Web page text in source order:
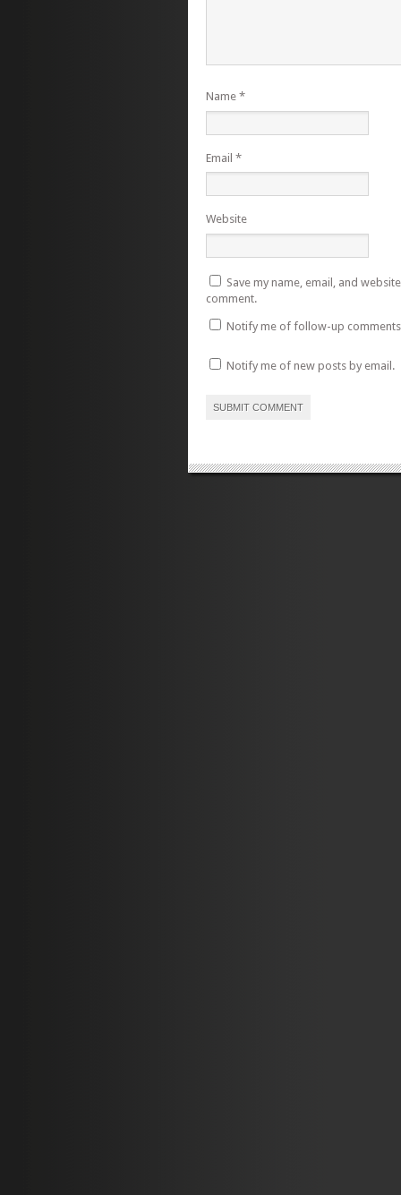
Name *
Email *
Website
Save my name, email, and
comment.
Notify me of follow-up
Notify me of new posts by email.